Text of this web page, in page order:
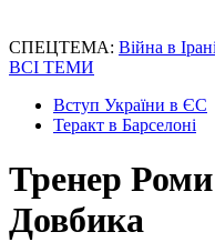
СПЕЦТЕМА: Війна в Ірані
ВСІ ТЕМИ
Вступ України в ЄС
Теракт в Барселоні
Тренер
Довбика